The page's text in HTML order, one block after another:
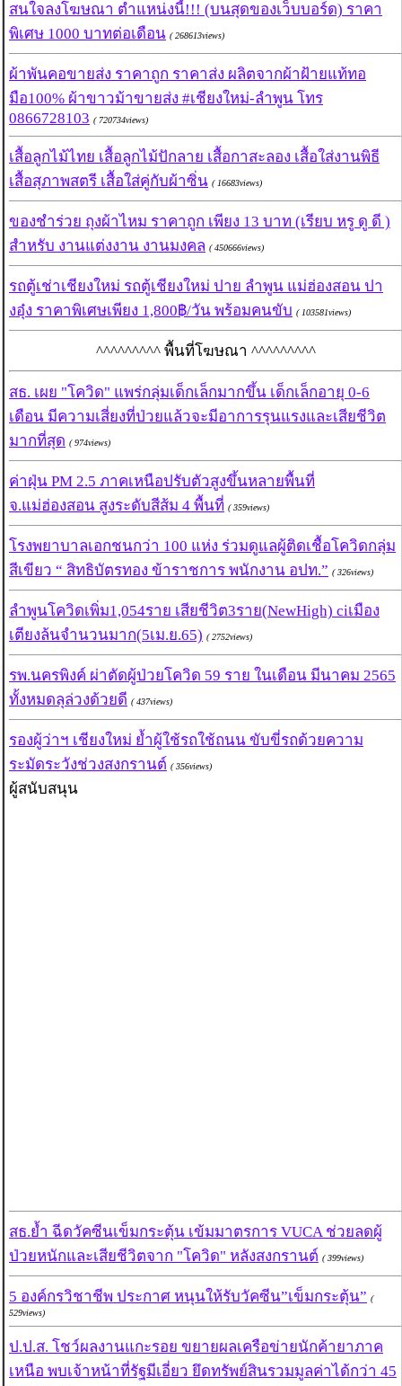
สนใจลงโฆษณา ตำแหน่งนี้!!! (บนสุดของเว็บบอร์ด) ราคา
พิเศษ 1000 บาทต่อเดือน ( 268613views)
ผ้าพันคอขายส่ง ราคาถูก ราคาส่ง ผลิตจากผ้าฝ้ายแท้ทอ
มือ100% ผ้าขาวม้าขายส่ง #เชียงใหม่-ลำพูน โทร
0866728103 ( 720734views)
เสื้อลูกไม้ไทย เสื้อลูกไม้ปักลาย เสื้อกาสะลอง เสื้อใส่งานพิธี
เสื้อสุภาพสตรี เสื้อใส่คู่กับผ้าซิ่น ( 16683views)
ของชำร่วย ถุงผ้าไหม ราคาถูก เพียง 13 บาท (เรียบ หรู ดู ดี )
สำหรับ งานแต่งงาน งานมงคล ( 450666views)
รถตู้เช่าเชียงใหม่ รถตู้เชียงใหม่ ปาย ลำพูน แม่ฮ่องสอน ปา
งอุ๋ง ราคาพิเศษเพียง 1,800฿/วัน พร้อมคนขับ ( 103581views)
^^^^^^^^^ พื้นที่โฆษณา ^^^^^^^^^
สธ. เผย "โควิด" แพร่กลุ่มเด็กเล็กมากขึ้น เด็กเล็กอายุ 0-6
เดือน มีความเสี่ยงที่ป่วยแล้วจะมีอาการรุนแรงและเสียชีวิต
มากที่สุด ( 974views)
ค่าฝุ่น PM 2.5 ภาคเหนือปรับตัวสูงขึ้นหลายพื้นที่
จ.แม่ฮ่องสอน สูงระดับสีส้ม 4 พื้นที่ ( 359views)
โรงพยาบาลเอกชนกว่า 100 แห่ง ร่วมดูแลผู้ติดเชื้อโควิดกลุ่ม
สีเขียว “ สิทธิบัตรทอง ข้าราชการ พนักงาน อปท.” ( 326views)
ลำพูนโควิดเพิ่ม1,054ราย เสียชีวิต3ราย(NewHigh) ciเมือง
เตียงล้นจำนวนมาก(5เม.ย.65) ( 2752views)
รพ.นครพิงค์ ผ่าตัดผู้ป่วยโควิด 59 ราย ในเดือน มีนาคม 2565
ทั้งหมดลุล่วงด้วยดี ( 437views)
รองผู้ว่าฯ เชียงใหม่ ย้ำผู้ใช้รถใช้ถนน ขับขี่รถด้วยความ
ระมัดระวังช่วงสงกรานต์ ( 356views)
ผู้สนับสนุน
สธ.ย้ำ ฉีดวัคซีนเข็มกระตุ้น เข้มมาตรการ VUCA ช่วยลดผู้
ป่วยหนักและเสียชีวิตจาก "โควิด" หลังสงกรานต์ ( 399views)
5 องค์กรวิชาชีพ ประกาศ หนุนให้รับวัคซีน”เข็มกระตุ้น” (
529views)
ป.ป.ส. โชว์ผลงานแกะรอย ขยายผลเครือข่ายนักค้ายาภาค
เหนือ พบเจ้าหน้าที่รัฐมีเอี่ยว ยึดทรัพย์สินรวมมูลค่าได้กว่า 45